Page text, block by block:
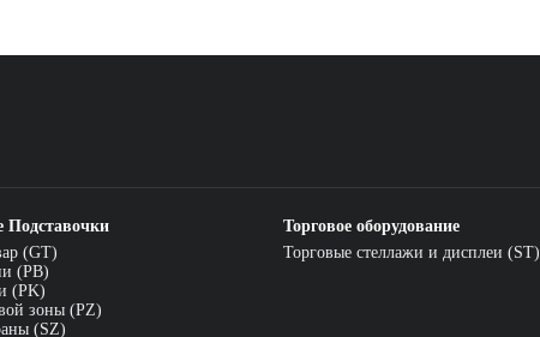
Подставочки
(GT)
(PB)
(PK)
зоны (PZ)
(SZ)
Торговое оборудование
Торговые стеллажи и дисплеи (ST)